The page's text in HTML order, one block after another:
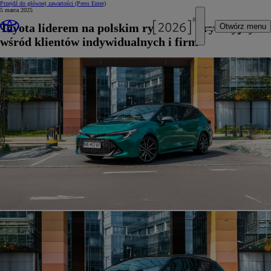
Przejdź do głównej zawartości (Press Enter)
Otwórz menu
5 marca 2025
Toyota liderem na polskim rynku motoryzacyjnym
wśród klientów indywidualnych i firm